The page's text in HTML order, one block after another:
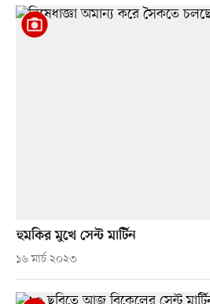
হুমকির মুখে সেন্ট মার্টিন
১৬ মার্চ ২০২৩